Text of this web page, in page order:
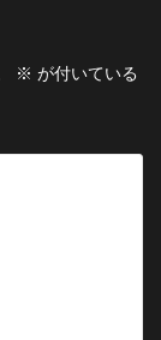
※ が付いている